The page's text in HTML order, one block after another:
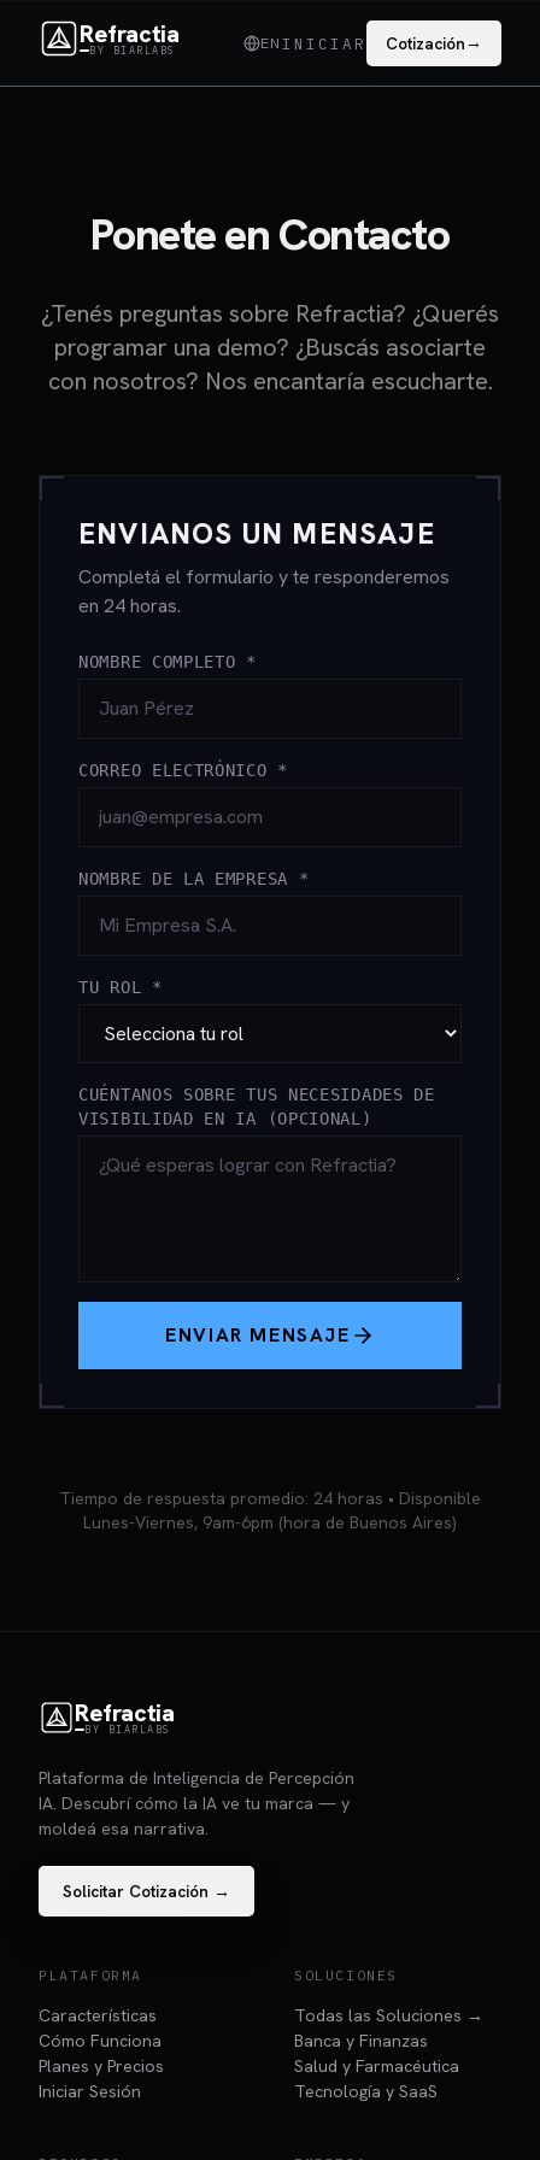
Refractia
BY BIARLABS ENINICIAR Cotización→
Ponete en Contacto
¿Tenés preguntas sobre Refractia? ¿Querés
programar una demo? ¿Buscás asociarte
con nosotros? Nos encantaría escucharte.
ENVIANOS UN MENSAJE
Completá el formulario y te responderemos
en 24 horas.
NOMBRE COMPLETO *
CORREO ELECTRÓNICO *
NOMBRE DE LA EMPRESA *
TU ROL *
CUÉNTANOS SOBRE TUS NECESIDADES DE
VISIBILIDAD EN IA (OPCIONAL)
ENVIAR MENSAJE
Tiempo de respuesta promedio: 24 horas • Disponible
Lunes-Viernes, 9am-6pm (hora de Buenos Aires)
Refractia
BY BIARLABS
Plataforma de Inteligencia de Percepción
IA. Descubrí cómo la IA ve tu marca — y
moldeá esa narrativa.
Solicitar Cotización →
PLATAFORMA
Características
Cómo Funciona
Planes y Precios
Iniciar Sesión
SOLUCIONES
Todas las Soluciones →
Banca y Finanzas
Salud y Farmacéutica
Tecnología y SaaS